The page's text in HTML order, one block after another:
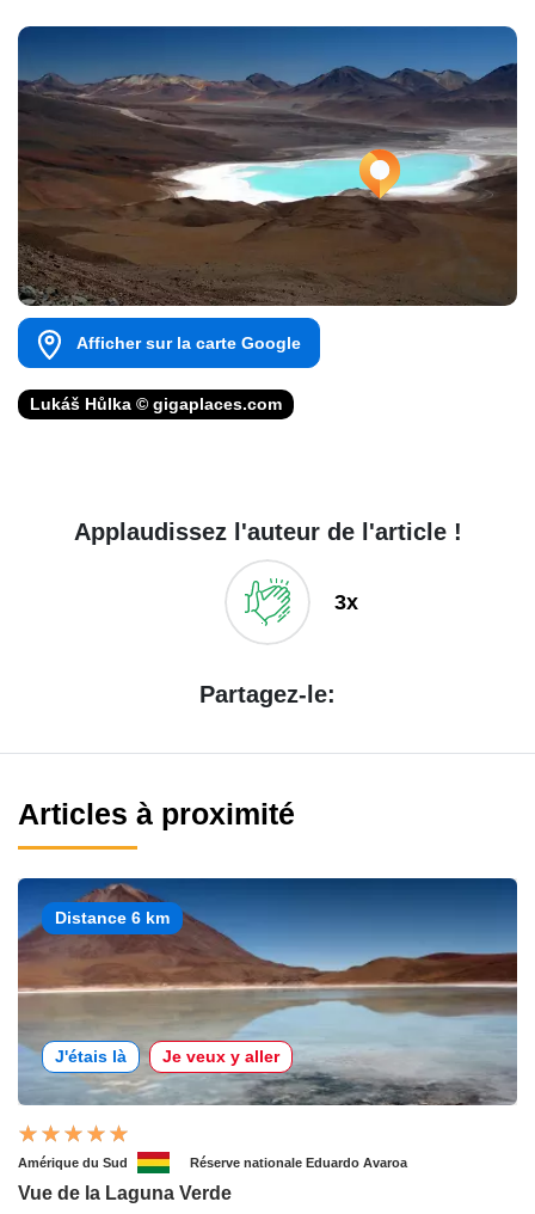
Afficher sur la carte Google
Lukáš Hůlka © gigaplaces.com
Applaudissez l'auteur de l'article !
3x
Partagez-le:
Articles à proximité
Distance 6 km
J'étais là Je veux y aller
Amérique du Sud Réserve nationale Eduardo Avaroa
Vue de la Laguna Verde